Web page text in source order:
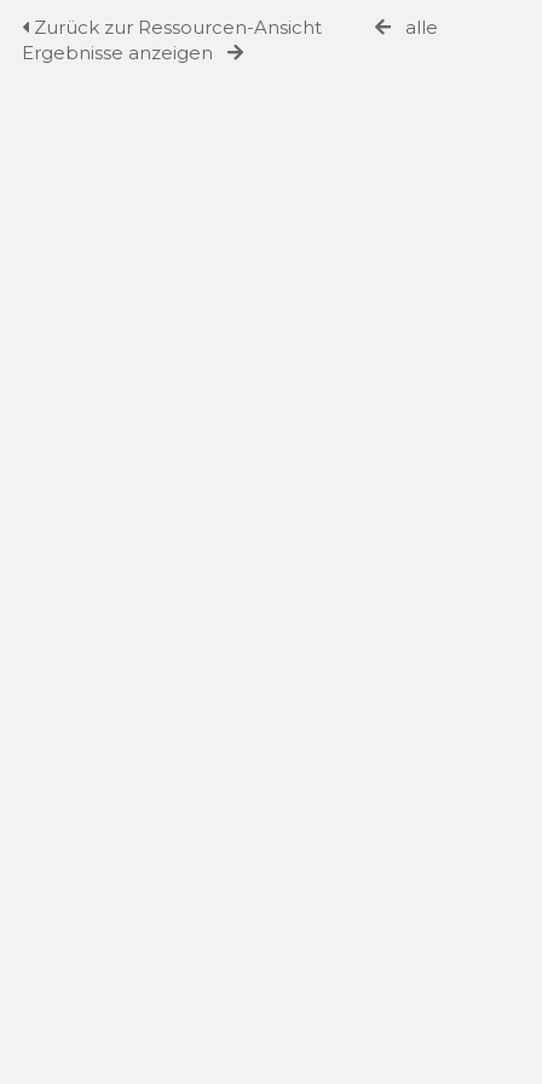
Zurück zur Ressourcen-Ansicht
alle
Ergebnisse anzeigen